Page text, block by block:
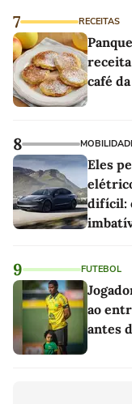
7 RECEITAS
café
8
Eles
difícil:
9 FUTEBOL
ao
antes